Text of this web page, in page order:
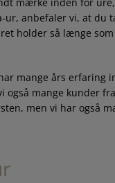
ur, anbefaler vi, at du
holder så længe
mange års erfaring
også mange kunder
men vi har også